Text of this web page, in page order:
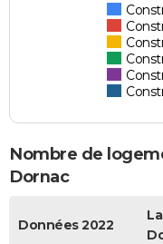
Nombre de
Dornac
Données 2022
La